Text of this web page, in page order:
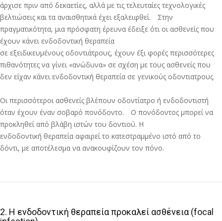
άρχισε πριν από δεκαετίες, αλλά με τις τελευταίες τεχνολογικές
βελτιώσεις και τα αναισθητικά έχει εξαλειφθεί. Στην
πραγματικότητα, μια πρόσφατη έρευνα έδειξε ότι οι ασθενείς που
έχουν κάνει ενδοδοντική θεραπεία
σε εξειδικευμένους οδοντιάτρους, έχουν έξι φορές περισσότερες
πιθανότητες να γίνει «ανώδυνα» σε σχέση με τους ασθενείς που
δεν είχαν κάνει ενδοδοντική θεραπεία σε γενικούς οδοντιατρους.
Οι περισσότεροι ασθενείς βλέπουν οδοντίατρο ή ενδοδοντιστή
όταν έχουν έναν σοβαρό πονόδοντο. Ο πονόδοντος μπορεί να
προκληθεί από βλάβη ιστών του δοντιού. Η
ενδοδοντική θεραπεία αφαιρεί το κατεστραμμένο ιστό από το
δόντι, με αποτέλεσμα να ανακουφίζουν τον πόνο.
2. Η ενδοδοντική θεραπεία προκαλεί ασθένεια (focal